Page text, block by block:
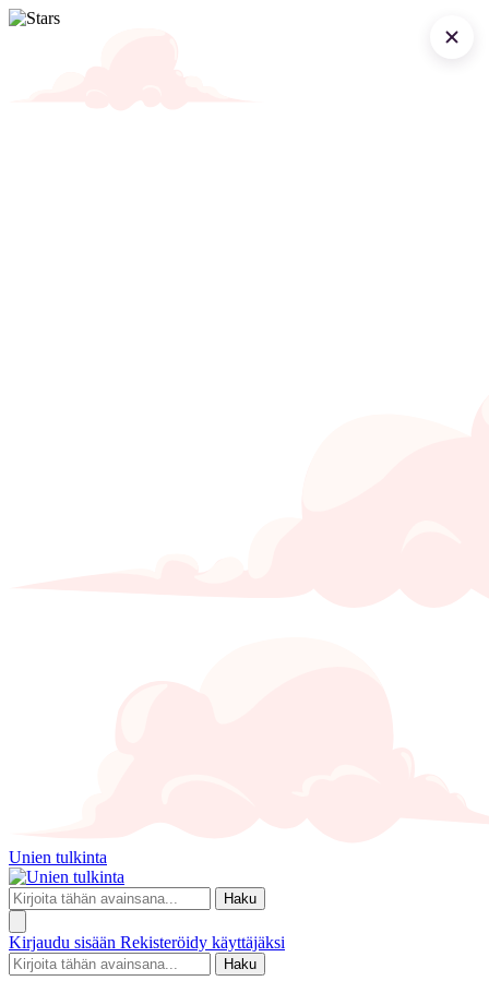
Unien tulkinta
Haku
Kirjaudu sisään Rekisteröidy käyttäjäksi
Haku